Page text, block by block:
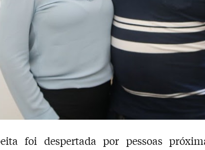
foi despertada por pessoas